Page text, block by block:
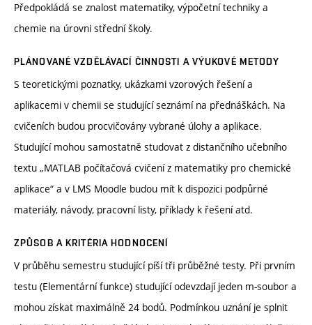
Předpokládá se znalost matematiky, výpočetní techniky a
chemie na úrovni střední školy.
PLÁNOVANÉ VZDĚLÁVACÍ ČINNOSTI A VÝUKOVÉ METODY
S teoretickými poznatky, ukázkami vzorových řešení a
aplikacemi v chemii se studující seznámí na přednáškách. Na
cvičeních budou procvičovány vybrané úlohy a aplikace.
Studující mohou samostatně studovat z distančního učebního
textu „MATLAB počítačová cvičení z matematiky pro chemické
aplikace“ a v LMS Moodle budou mít k dispozici podpůrné
materiály, návody, pracovní listy, příklady k řešení atd.
ZPŮSOB A KRITÉRIA HODNOCENÍ
V průběhu semestru studující píší tři průběžné testy. Při prvním
testu (Elementární funkce) studující odevzdají jeden m-soubor a
mohou získat maximálně 24 bodů. Podmínkou uznání je splnit